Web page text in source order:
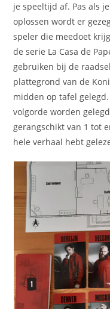
je speeltijd af. Pas als
oplossen wordt er
speler die meedoet
de serie La Casa de
gebruiken bij de
plattegrond van de
midden op tafel
volgorde worden
gerangschikt van 1 tot
hele verhaal hebt